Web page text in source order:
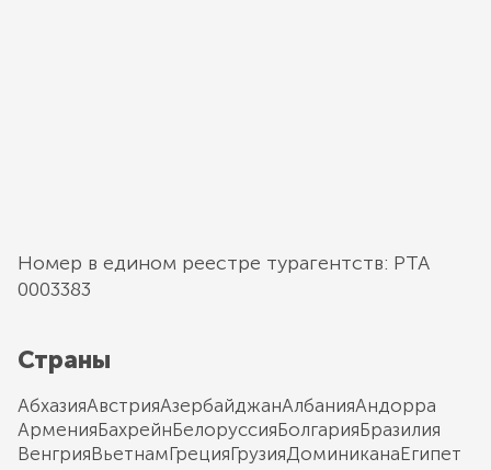
Номер в едином реестре турагентств: РТА
0003383
Страны
АбхазияАвстрияАзербайджанАлбанияАндорра
АрменияБахрейнБелоруссияБолгарияБразилия
ВенгрияВьетнамГрецияГрузияДоминиканаЕгипет